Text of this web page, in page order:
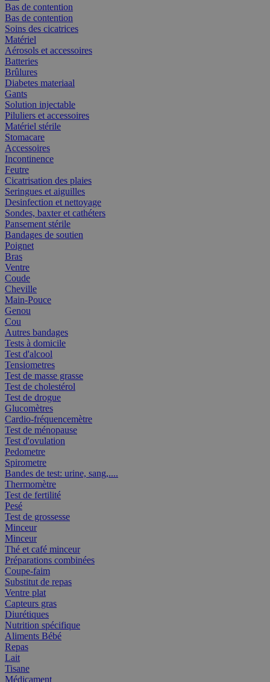
Bas de contention
Bas de contention
Soins des cicatrices
Matériel
Aérosols et accessoires
Batteries
Brûlures
Diabetes materiaal
Gants
Solution injectable
Piluliers et accessoires
Matériel stérile
Stomacare
Accessoires
Incontinence
Feutre
Cicatrisation des plaies
Seringues et aiguilles
Desinfection et nettoyage
Sondes, baxter et cathéters
Pansement stérile
Bandages de soutien
Poignet
Bras
Ventre
Coude
Cheville
Main-Pouce
Genou
Cou
Autres bandages
Tests à domicile
Test d'alcool
Tensiometres
Test de masse grasse
Test de cholestérol
Test de drogue
Glucomètres
Cardio-fréquencemètre
Test de ménopause
Test d'ovulation
Pedometre
Spirometre
Bandes de test: urine, sang,....
Thermomètre
Test de fertilité
Pesé
Test de grossesse
Minceur
Minceur
Thé et café minceur
Préparations combinées
Coupe-faim
Substitut de repas
Ventre plat
Capteurs gras
Diurétiques
Nutrition spécifique
Aliments Bébé
Repas
Lait
Tisane
Médicament